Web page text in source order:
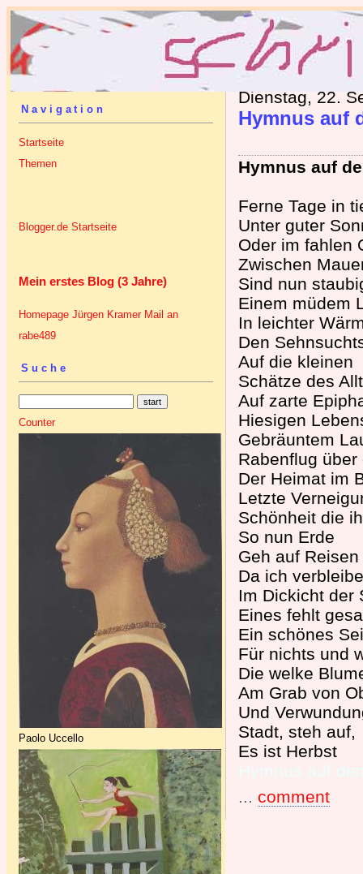
Navigation
Startseite
Themen
Blogger.de Startseite
Mein erstes Blog (3 Jahre)
Homepage Jürgen Kramer Mail an
rabe489
Suche
Counter
Paolo Uccello
Dienstag, 22.
Hymnus auf
Hymnus auf
Ferne Tage in
Unter guter
Oder im fahlen
Zwischen
Sind nun
Einem müdem
In leichter
Den
Auf die kleinen
Schätze des
Auf zarte
Hiesigen
Gebräuntem
Rabenflug
Der Heimat im
Letzte
Schönheit die
So nun Erde
Geh auf Reisen
Da ich verbleibe
Im Dickicht der
Eines fehlt
Ein schönes
Für nichts und
Die welke
Am Grab von
Und
Stadt, steh auf,
Es ist Herbst
... comment